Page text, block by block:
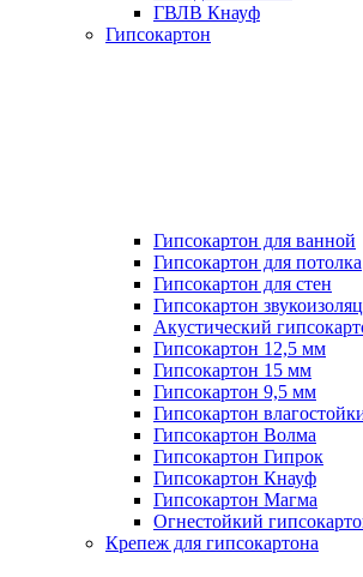
ГВЛВ Кнауф
Гипсокартон
Гипсокартон для ванной
Гипсокартон для потолка
Гипсокартон для стен
Гипсокартон
Акустический
Гипсокартон 12,5 мм
Гипсокартон 15 мм
Гипсокартон 9,5 мм
Гипсокартон
Гипсокартон Волма
Гипсокартон Гипрок
Гипсокартон Кнауф
Гипсокартон Магма
Огнестойкий
Крепеж для гипсокартона